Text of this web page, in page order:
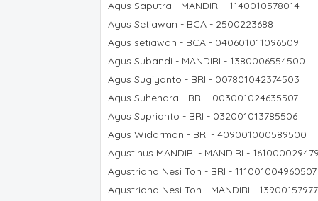
Agus Saputra - MANDIRI - 1140010578014
Agus Setiawan - BCA - 2500223688
Agus setiawan - BCA - 040601011096509
Agus Subandi - MANDIRI - 1380006554500
Agus Sugiyanto - BRI - 007801042374503
Agus Suhendra - BRI - 003001024635507
Agus Suprianto - BRI - 032001013785506
Agus Widarman - BRI - 409001000589500
Agustinus MANDIRI - MANDIRI -
Agustriana Nesi Ton - BRI - 111001004960507
Agustriana Nesi Ton - MANDIRI -